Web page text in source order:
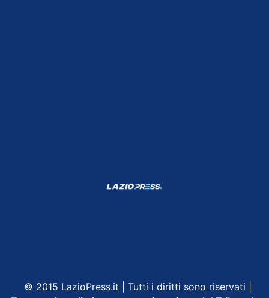
© 2015 LazioPress.it | Tutti i diritti sono riservati |